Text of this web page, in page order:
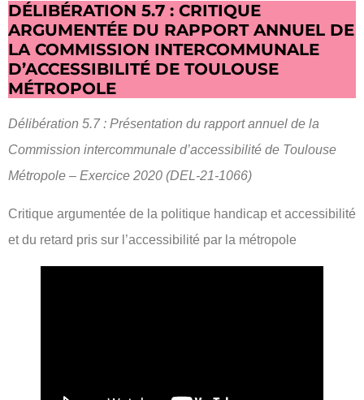
DÉLIBÉRATION 5.7 : CRITIQUE
ARGUMENTÉE DU RAPPORT ANNUEL DE
LA COMMISSION INTERCOMMUNALE
D’ACCESSIBILITÉ DE TOULOUSE
MÉTROPOLE
Délibération 5.7 : Présentation du rapport annuel de la
Commission intercommunale d’accessibilité de Toulouse
Métropole – Exercice 2020 (DEL-21-1066)
Critique argumentée de la politique handicap et accessibilité
et du retard pris sur l’accessibilité par la métropole